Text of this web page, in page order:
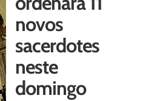
novos
sacerdotes
neste
domingo